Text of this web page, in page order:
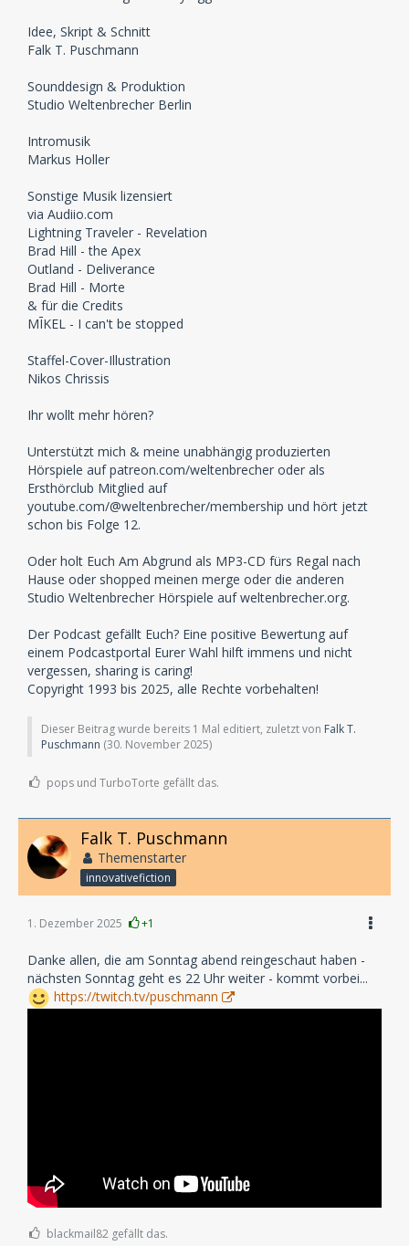
Idee, Skript & Schnitt
Falk T. Puschmann
Sounddesign & Produktion
Studio Weltenbrecher Berlin
Intromusik
Markus Holler
Sonstige Musik lizensiert
via Audiio.com
Lightning Traveler - Revelation
Brad Hill - the Apex
Outland - Deliverance
Brad Hill - Morte
& für die Credits
MĪKEL - I can't be stopped
Staffel-Cover-Illustration
Nikos Chrissis
Ihr wollt mehr hören?
Unterstützt mich & meine unabhängig produzierten
Hörspiele auf patreon.com/weltenbrecher oder als
Ersthörclub Mitglied auf
youtube.com/@weltenbrecher/membership und hört jetzt
schon bis Folge 12.
Oder holt Euch Am Abgrund als MP3-CD fürs Regal nach
Hause oder shopped meinen merge oder die anderen
Studio Weltenbrecher Hörspiele auf weltenbrecher.org.
Der Podcast gefällt Euch? Eine positive Bewertung auf
einem Podcastportal Eurer Wahl hilft immens und nicht
vergessen, sharing is caring!
Copyright 1993 bis 2025, alle Rechte vorbehalten!
Dieser Beitrag wurde bereits 1 Mal editiert, zuletzt von Falk T.
Puschmann (30. November 2025)
pops und TurboTorte gefällt das.
Falk T. Puschmann
Themenstarter
innovativefiction
1. Dezember 2025 +1
Danke allen, die am Sonntag abend reingeschaut haben -
nächsten Sonntag geht es 22 Uhr weiter - kommt vorbei...
https://twitch.tv/puschmann
blackmail82 gefällt das.